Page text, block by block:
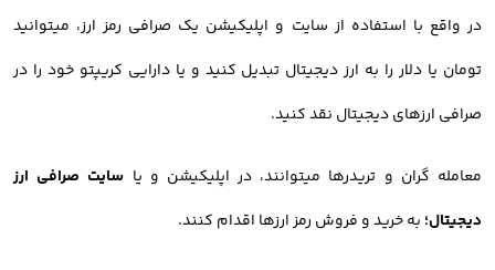
در واقع با استفاده از سایت و اپلیکیشن یک صرافی رمز ارز، میتوانید
تومان یا دلار را به ارز دیجیتال تبدیل کنید و یا دارایی کریپتو خود را در
صرافی ارزهای دیجیتال نقد کنید.
معامله گران و تریدرها میتوانند، در اپلیکیشن و یا سایت صرافی ارز
دیجیتال؛ به خرید و فروش رمز ارزها اقدام کنند.